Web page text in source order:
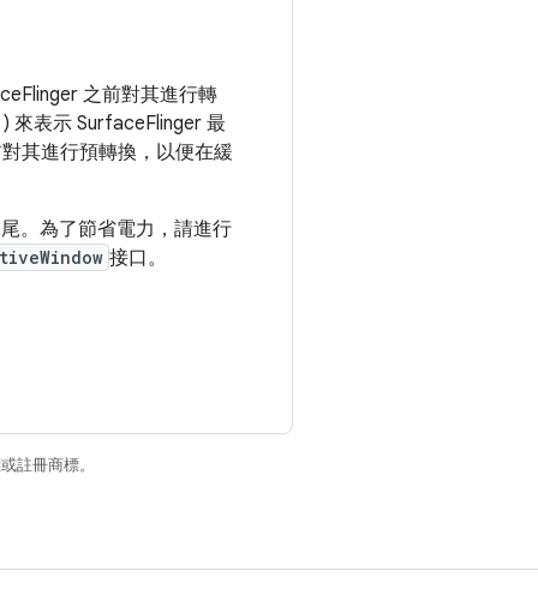
之前對其進行轉
) 來表示 SurfaceFlinger 最
其進行預轉換，以便在緩
。為了節省電力，請進行
接口。
註冊商標。